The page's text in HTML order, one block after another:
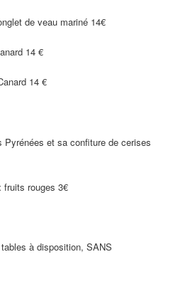
de veau mariné 14€
14 €
14 €
Pyrénées et sa confiture de cerises
fruits rouges 3€
à disposition, SANS